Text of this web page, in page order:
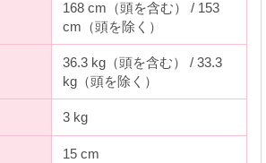
168 cm（頭を含む） / 153
cm（頭を除く）
36.3 kg（頭を含む） / 33.3
kg（頭を除く）
3 kg
15 cm